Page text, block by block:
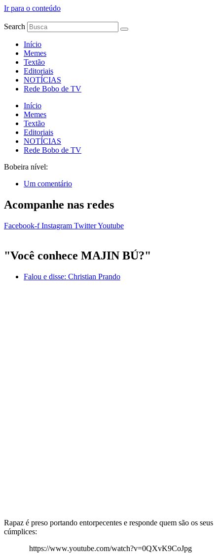
Ir para o conteúdo
Search
Início
Memes
Textão
Editoriais
NOTÍCIAS
Rede Bobo de TV
Início
Memes
Textão
Editoriais
NOTÍCIAS
Rede Bobo de TV
Bobeira nível:
Um comentário
Acompanhe nas redes
Facebook-f Instagram TwitterYoutube
"Você conhece MAJIN BÚ?"
Falou e disse: Christian Prando
Rapaz é preso portando entorpecentes e responde quem são os seus
cúmplices:
https://www.youtube.com/watch?v=0QXvK9CoJpg